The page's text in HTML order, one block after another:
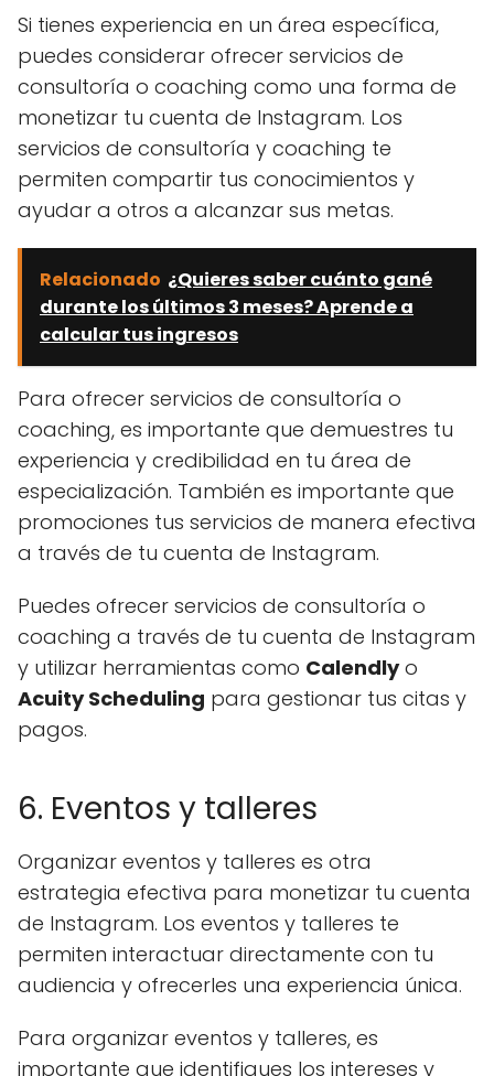
Si tienes experiencia en un área específica,
puedes considerar ofrecer servicios de
consultoría o coaching como una forma de
monetizar tu cuenta de Instagram. Los
servicios de consultoría y coaching te
permiten compartir tus conocimientos y
ayudar a otros a alcanzar sus metas.
Relacionado ¿Quieres saber cuánto gané
durante los últimos 3 meses? Aprende a
calcular tus ingresos
Para ofrecer servicios de consultoría o
coaching, es importante que demuestres tu
experiencia y credibilidad en tu área de
especialización. También es importante que
promociones tus servicios de manera efectiva
a través de tu cuenta de Instagram.
Puedes ofrecer servicios de consultoría o
coaching a través de tu cuenta de Instagram
y utilizar herramientas como Calendlyo
Acuity Scheduling para gestionar tus citas y
pagos.
6. Eventos y talleres
Organizar eventos y talleres es otra
estrategia efectiva para monetizar tu cuenta
de Instagram. Los eventos y talleres te
permiten interactuar directamente con tu
audiencia y ofrecerles una experiencia única.
Para organizar eventos y talleres, es
importante que identifiques los intereses y